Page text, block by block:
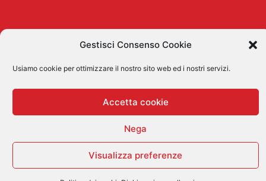
Gestisci Consenso Cookie
Usiamo cookie per ottimizzare il nostro sito web ed i nostri servizi.
Accetta cookie
Nega
Visualizza preferenze